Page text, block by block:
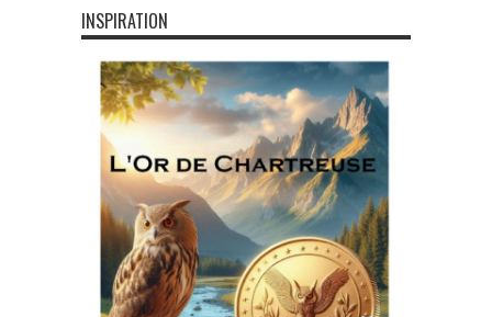
INSPIRATION